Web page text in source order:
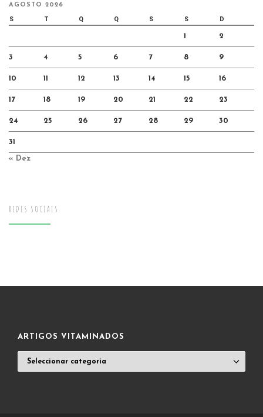
AGOSTO 2026
S T Q Q S S D
1 2
3 4 5 6 7 8 9
10 11 12 13 14 15 16
17 18 19 20 21 22 23
24 25 26 27 28 29 30
31
« Dez
REDES SOCIAIS
ARTIGOS VITAMINADOS
VITAMINADOS